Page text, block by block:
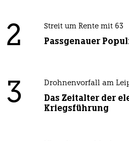
2 Streit um Rente mit 63
Passgenauer
3 Drohnenvorfall am
Das Zeitalter der
Kriegsführung